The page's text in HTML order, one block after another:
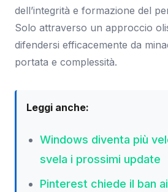
dell’integrità e formazione del
Solo attraverso un approccio
difendersi efficacemente da
portata e complessità.
Leggi anche:
Windows diventa più
svela i prossimi update
Pinterest chiede il ban